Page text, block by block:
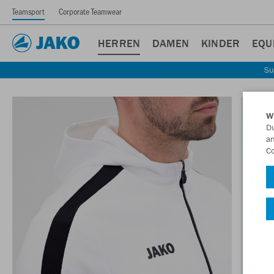
Teamsport Corporate Teamwear
HERREN DAMEN KINDER